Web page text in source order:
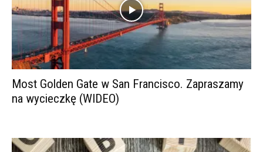
Most Golden Gate w San Francisco. Zapraszamy
na wycieczkę (WIDEO)